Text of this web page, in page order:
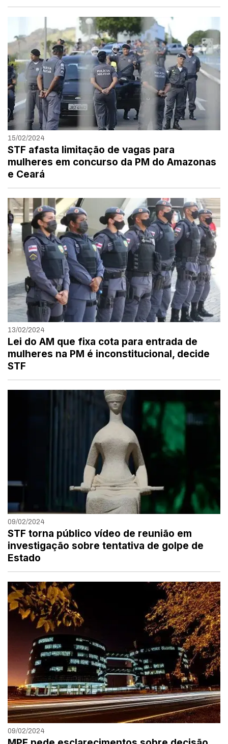
15/02/2024
STF afasta limitação de vagas para
mulheres em concurso da PM do Amazonas
e Ceará
13/02/2024
Lei do AM que fixa cota para entrada de
mulheres na PM é inconstitucional, decide
STF
09/02/2024
STF torna público vídeo de reunião em
investigação sobre tentativa de golpe de
Estado
09/02/2024